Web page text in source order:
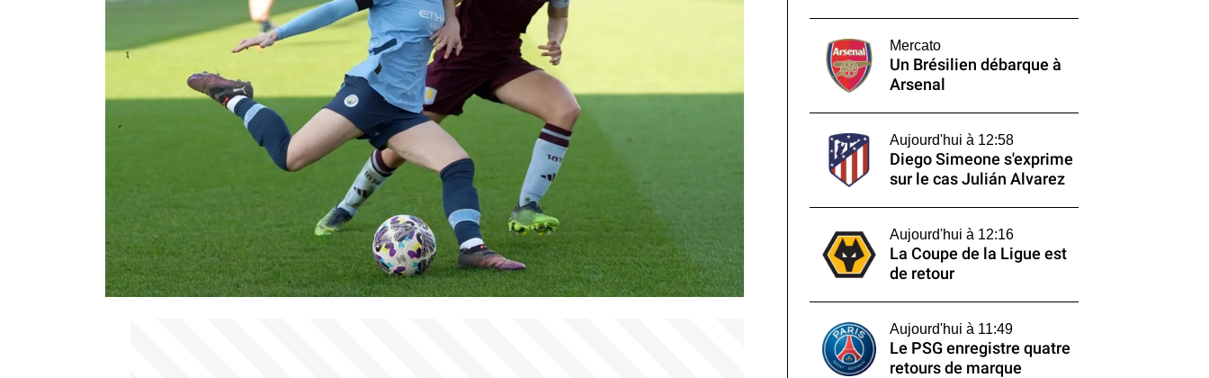
Mercato
Un Brésilien débarque à
Arsenal
Aujourd'hui à 12:58
Diego Simeone s'exprime
sur le cas Julián Alvarez
Aujourd'hui à 12:16
La Coupe de la Ligue est
de retour
Aujourd'hui à 11:49
Le PSG enregistre quatre
retours de marque